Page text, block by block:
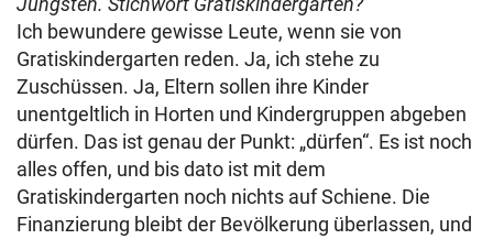
Ich bewundere gewisse Leute, wenn sie von
Gratiskindergarten reden. Ja, ich stehe zu
Zuschüssen. Ja, Eltern sollen ihre Kinder
unentgeltlich in Horten und Kindergruppen abgeben
dürfen. Das ist genau der Punkt: „dürfen“. Es ist noch
alles offen, und bis dato ist mit dem
Gratiskindergarten noch nichts auf Schiene. Die
Finanzierung bleibt der Bevölkerung überlassen, und